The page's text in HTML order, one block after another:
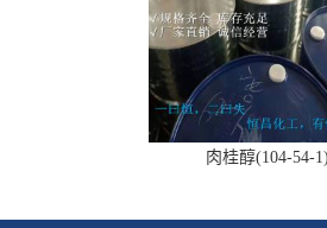
肉桂醇(104-54-1)